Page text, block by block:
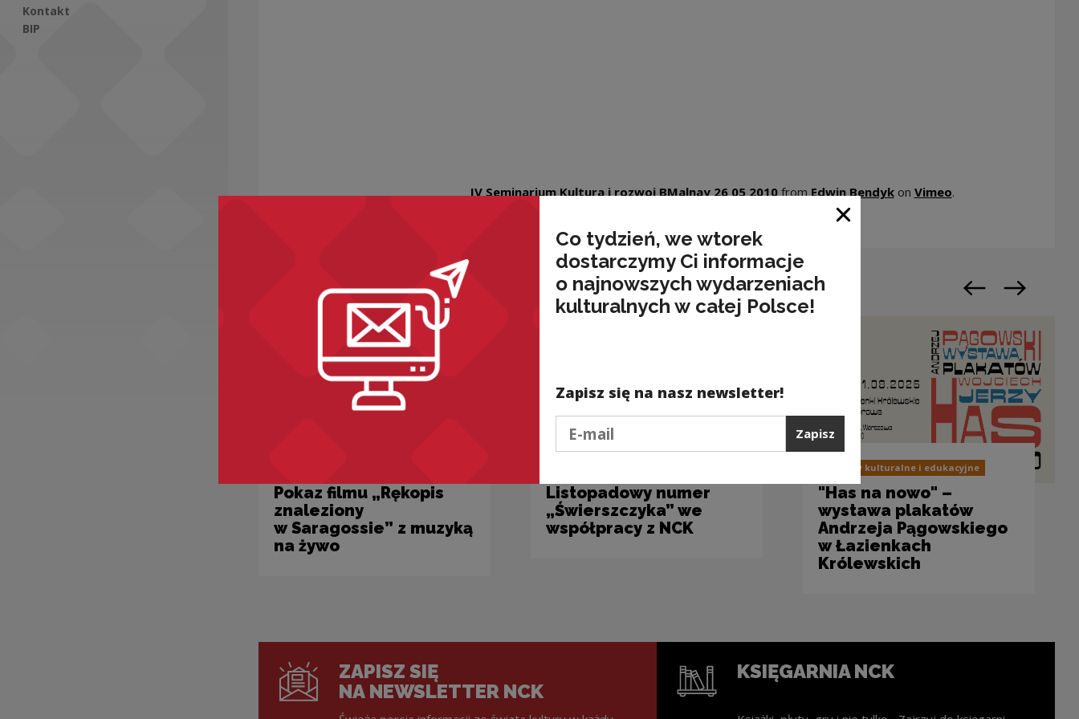
Kontakt
BIP
IV Seminarium Kultura i rozwoj BMalnay 26 05 2010from Edwin Bendykon Vimeo.
Pokaz filmu „Rękopis
znaleziony
w Saragossie” z muzyką
na żywo
Listopadowy numer
„Świerszczyka” we
współpracy z NCK
Projekty kulturalne i edukacyjne
"Has na nowo" –
wystawa plakatów
Andrzeja Pągowskiego
w Łazienkach
Królewskich
Poprzedni slajd
Następny
ZAPISZ SIĘ
NA NEWSLETTER NCK
KSIĘGARNIA NCK
Co tydzień, we wtorek
dostarczymy Ci informacje
o najnowszych wydarzeniach
kulturalnych w całej Polsce!
Zapisz się na nasz newsletter!
Zapisz